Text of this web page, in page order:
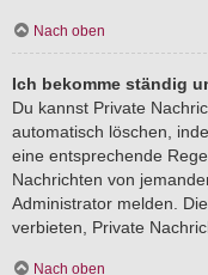
Nach oben
Ich bekomme ständig
Du kannst Private
automatisch löschen,
eine entsprechende
Nachrichten von
Administrator melden.
verbieten, Private
Nach oben